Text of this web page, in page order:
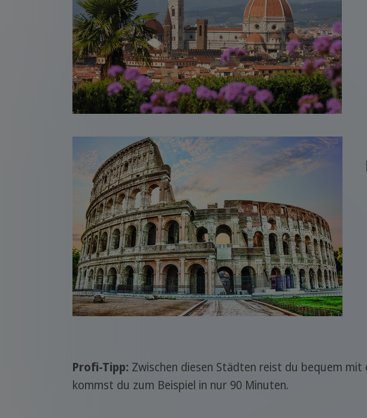
Profi-Tipp: Zwischen diesen Städten reist du bequem mit
kommst du zum Beispiel in nur 90 Minuten.